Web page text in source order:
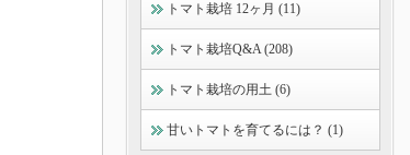
トマト栽培 12ヶ月 (11)
トマト栽培Q&A (208)
トマト栽培の用土 (6)
甘いトマトを育てるには？ (1)